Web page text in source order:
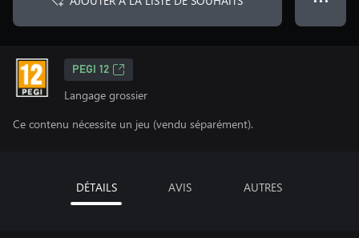
PEGI 12
Langage grossier
Ce contenu nécessite un jeu (vendu séparément).
DÉTAILS AVIS AUTRES